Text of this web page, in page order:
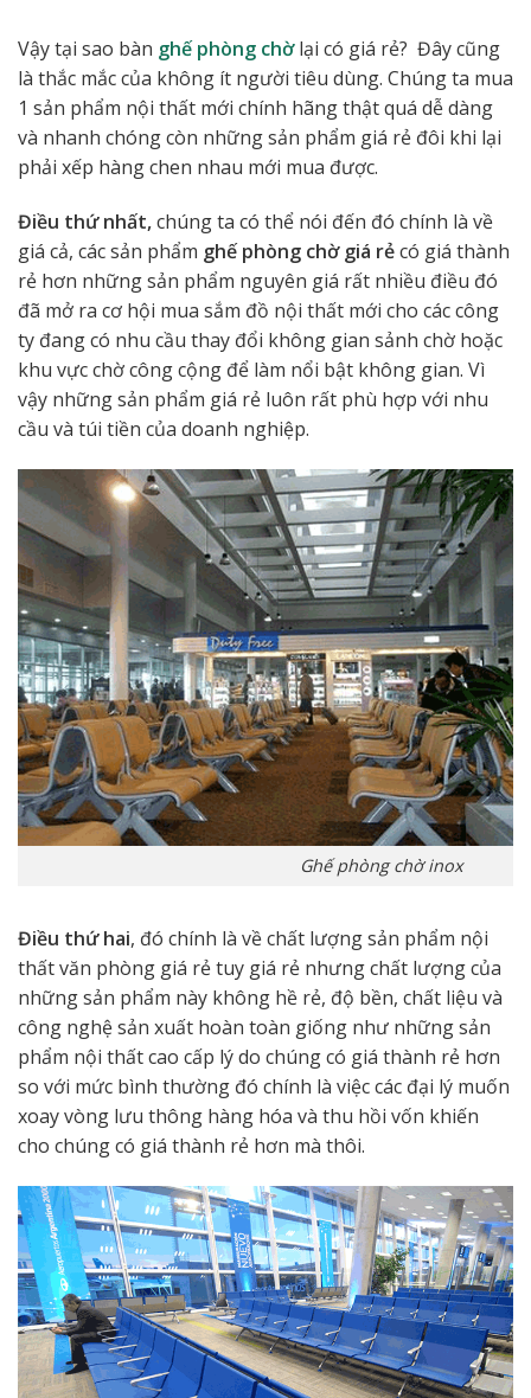
Vậy tại sao bàn ghế phòng chờlại có giá rẻ? Đây cũng
là thắc mắc của không ít người tiêu dùng. Chúng ta mua
1 sản phẩm nội thất mới chính hãng thật quá dễ dàng
và nhanh chóng còn những sản phẩm giá rẻ đôi khi lại
phải xếp hàng chen nhau mới mua được.
Điều thứ nhất,chúng ta có thể nói đến đó chính là về
giá cả, các sản phẩm ghế phòng chờ giá rẻcó giá thành
rẻ hơn những sản phẩm nguyên giá rất nhiều điều đó
đã mở ra cơ hội mua sắm đồ nội thất mới cho các công
ty đang có nhu cầu thay đổi không gian sảnh chờ hoặc
khu vực chờ công cộng để làm nổi bật không gian. Vì
vậy những sản phẩm giá rẻ luôn rất phù hợp với nhu
cầu và túi tiền của doanh nghiệp.
Ghế phòng chờ inox
Điều thứ hai, đó chính là về chất lượng sản phẩm nội
thất văn phòng giá rẻ tuy giá rẻ nhưng chất lượng của
những sản phẩm này không hề rẻ, độ bền, chất liệu và
công nghệ sản xuất hoàn toàn giống như những sản
phẩm nội thất cao cấp lý do chúng có giá thành rẻ hơn
so với mức bình thường đó chính là việc các đại lý muốn
xoay vòng lưu thông hàng hóa và thu hồi vốn khiến
cho chúng có giá thành rẻ hơn mà thôi.